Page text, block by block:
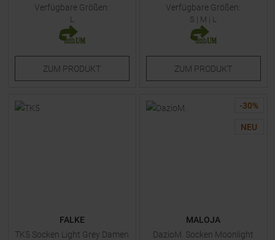
Verfügbare Größen:
L
ZUM PRODUKT
Verfügbare Größen:
S | M | L
ZUM PRODUKT
FALKE
TK5 Socken Light Grey Damen
-30%
NEU
MALOJA
DazioM. Socken Moonlight